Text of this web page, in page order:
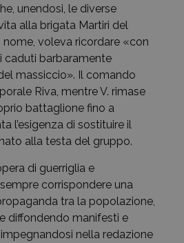
unendosi, le diverse
alla brigata Martiri del
nome, voleva ricordare «con
caduti barbaramente
massiccio». Il comando
Riva, mentre V. rimase
battaglione fino a
l’esigenza di sostituire il
alla testa del gruppo.
di guerriglia e
corrispondere una
tra la popolazione,
diffondendo manifesti e
nella redazione